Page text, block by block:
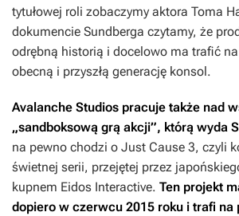
tytułowej roli zobaczymy aktora Toma
dokumencie Sundberga czytamy, że
odrębną historią i docelowo ma trafić
obecną i przyszłą generację konsol.
Avalanche Studios pracuje także nad
„sandboksową grą akcji”, którą wyda
na pewno chodzi o Just Cause 3, czyli
świetnej serii, przejętej przez
kupnem Eidos Interactive. Ten projekt
dopiero w czerwcu 2015 roku i trafi na